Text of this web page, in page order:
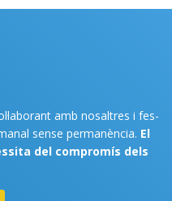
amb nosaltres i fes-
sense permanència. El
del compromís dels